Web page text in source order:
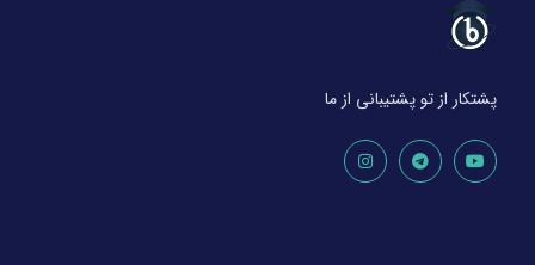
پشتکار از تو پشتیبانی از ما